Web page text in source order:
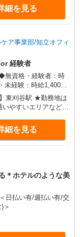
張旭】愛知県尾張旭
在宅介護センター岡
丁目8番地3 第
号室 【在宅介護セン
町三丁目68番地 東
古屋三丁目25番52
細を見る
ア事業部/知立オフィ
経験者
未経験：時給1,400
時給1,500円〜 ◆介
駅 ★勤務地は
やすいエリアなど、
細を見る
＊ホテルのような美
日払い有/週払い有/交
＞